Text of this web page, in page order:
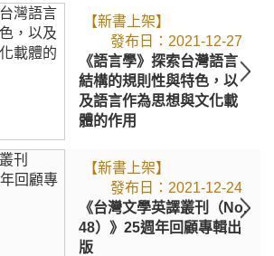
【新書上架】
2021-12-27
《語言學》探索台灣語言
結構的規則性與特色，以
及語言作為思想與文化載
體的作用
【新書上架】
2021-12-24
《台灣文學英譯叢刊（No.
48）》25週年回顧專輯出
版